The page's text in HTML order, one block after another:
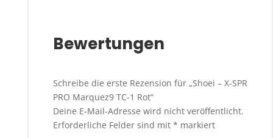
Bewertungen
Schreibe die erste Rezension für „Shoei – X-SPR
PRO Marquez9 TC-1 Rot“
Deine E-Mail-Adresse wird nicht veröffentlicht.
Erforderliche Felder sind mit * markiert